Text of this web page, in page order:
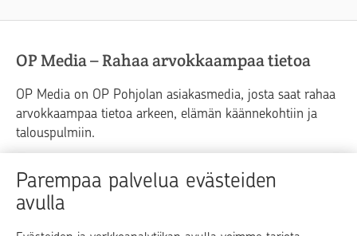
Parempaa palvelua evästeiden
avulla
OP Media – Rahaa arvokkaampaa tietoa
OP Media on OP Pohjolan asiakasmedia, josta saat rahaa
arvokkaampaa tietoa arkeen, elämän käännekohtiin ja
talouspulmiin.
Raha Elämä
Yrityselämä
Blogit ja puheenvuorot